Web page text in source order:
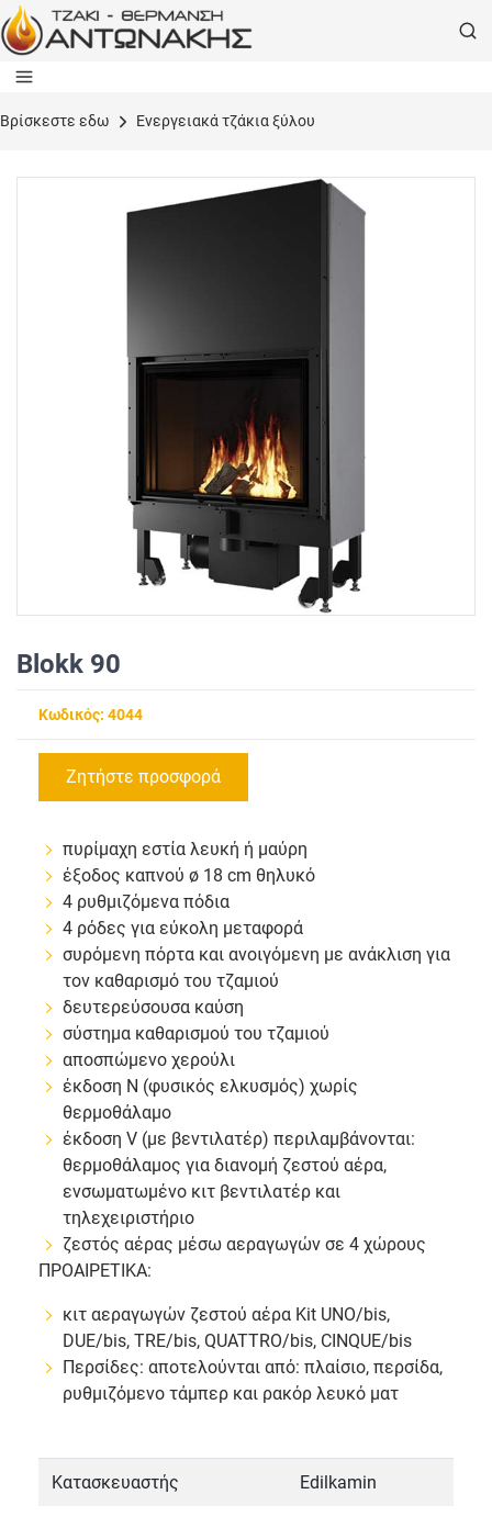
Bρίσκεστε εδω Ενεργειακά τζάκια ξύλου
Blokk 90
Κωδικός: 4044
Ζητήστε προσφορά
πυρίμαχη εστία λευκή ή μαύρη
έξοδος καπνού ø 18 cm θηλυκό
4 ρυθμιζόμενα πόδια
4 ρόδες για εύκολη μεταφορά
συρόμενη πόρτα και ανοιγόμενη με ανάκλιση για
τον καθαρισμό του τζαμιού
δευτερεύσουσα καύση
σύστημα καθαρισμού του τζαμιού
αποσπώμενο χερούλι
έκδοση Ν (φυσικός ελκυσμός) χωρίς
θερμοθάλαμο
έκδοση V (με βεντιλατέρ) περιλαμβάνονται:
θερμοθάλαμος για διανομή ζεστού αέρα,
ενσωματωμένο κιτ βεντιλατέρ και
τηλεχειριστήριο
ζεστός αέρας μέσω αεραγωγών σε 4 χώρους
ΠΡΟΑΙΡΕΤΙΚΑ:
κιτ αεραγωγών ζεστού αέρα Kit UNO/bis,
DUE/bis, TRE/bis, QUATTRO/bis, CINQUE/bis
Περσίδες: αποτελούνται από: πλαίσιο, περσίδα,
ρυθμιζόμενο τάμπερ και ρακόρ λευκό ματ
Κατασκευαστής Εdilkamin